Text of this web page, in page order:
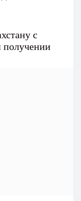
с
получении